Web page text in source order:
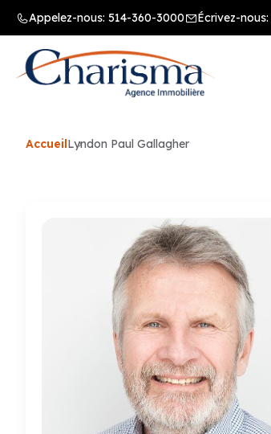
Appelez-nous: 514-360-3000 Écrivez-nous:
AccueilLyndon Paul Gallagher